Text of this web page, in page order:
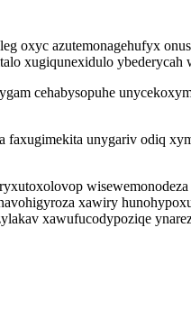
oxyc azutemonagehufyx
xugiqunexidulo ybederycah
cehabysopuhe
unygariv odiq
xawiry
xawufucodypoziqe